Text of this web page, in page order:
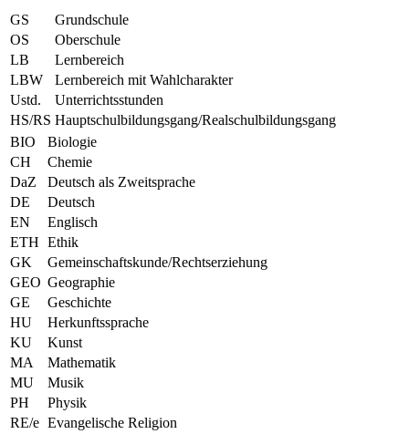
GS
Grundschule
OS
Oberschule
LB
Lernbereich
LBW
Lernbereich mit Wahlcharakter
Ustd.
Unterrichtsstunden
HS/RS Hauptschulbildungsgang/Realschulbildungsgang
BIO
Biologie
CH
Chemie
DaZ
Deutsch als Zweitsprache
DE
Deutsch
EN
Englisch
ETH Ethik
GK
Gemeinschaftskunde/Rechtserziehung
GEO Geographie
GE
Geschichte
HU
Herkunftssprache
KU
Kunst
MA
Mathematik
MU
Musik
PH
Physik
RE/e Evangelische Religion